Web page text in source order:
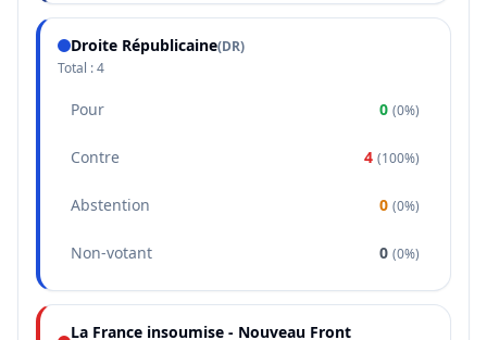
Droite Républicaine(DR)
Total :4
Pour 0 (0%)
Contre 4 (100%)
Abstention 0 (0%)
Non-votant 0 (0%)
La France insoumise - Nouveau Front